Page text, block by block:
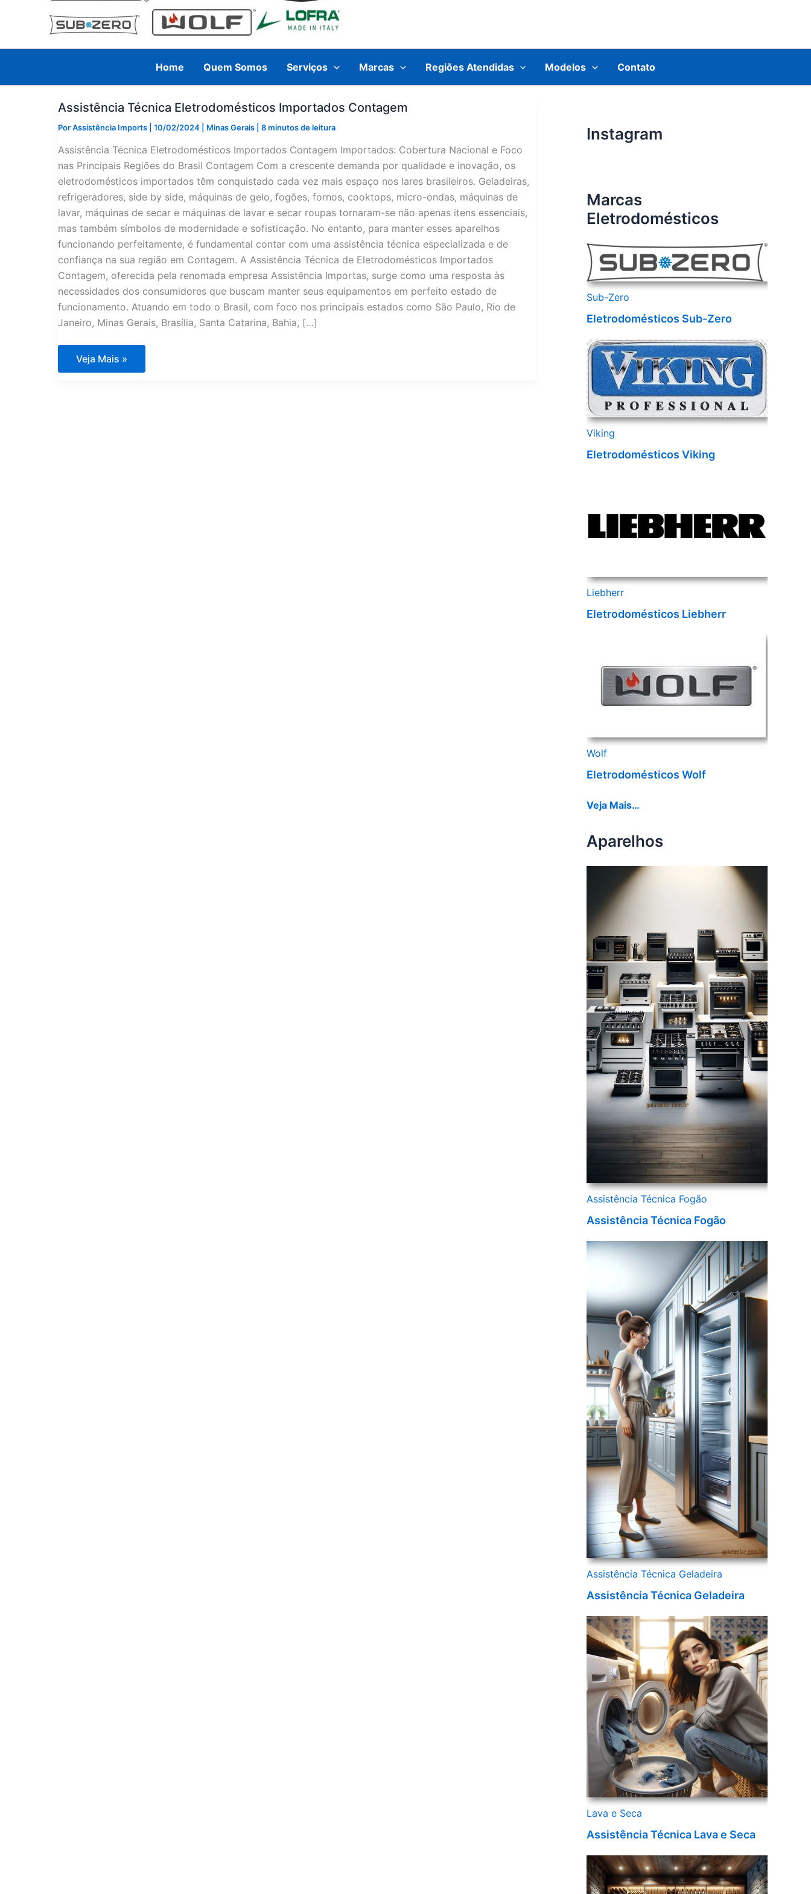
Home Quem Somos Serviços Marcas Regiões Atendidas Modelos Contato
Assistência Técnica Eletrodomésticos Importados Contagem
PorAssistência Imports 10/02/2024 Minas Gerais 8 minutos de leitura
Assistência Técnica Eletrodomésticos Importados Contagem Importados: Cobertura Nacional e Foco
nas Principais Regiões do Brasil Contagem Com a crescente demanda por qualidade e inovação, os
eletrodomésticos importados têm conquistado cada vez mais espaço nos lares brasileiros. Geladeiras,
refrigeradores, side by side, máquinas de gelo, fogões, fornos, cooktops, micro-ondas, máquinas de
lavar, máquinas de secar e máquinas de lavar e secar roupas tornaram-se não apenas itens essenciais,
mas também símbolos de modernidade e sofisticação. No entanto, para manter esses aparelhos
funcionando perfeitamente, é fundamental contar com uma assistência técnica especializada e de
confiança na sua região em Contagem. A Assistência Técnica de Eletrodomésticos Importados
Contagem, oferecida pela renomada empresa Assistência Importas, surge como uma resposta às
necessidades dos consumidores que buscam manter seus equipamentos em perfeito estado de
funcionamento. Atuando em todo o Brasil, com foco nos principais estados como São Paulo, Rio de
Janeiro, Minas Gerais, Brasília, Santa Catarina, Bahia, […]
Assistência
Técnica
Veja Mais »
Instagram
Marcas
Eletrodomésticos
Sub-Zero
Eletrodomésticos Sub-Zero
Viking
Eletrodomésticos Viking
Liebherr
Eletrodomésticos Liebherr
Wolf
Eletrodomésticos Wolf
Veja Mais…
Aparelhos
Assistência Técnica Fogão
Assistência Técnica Fogão
Assistência Técnica Geladeira
Assistência Técnica Geladeira
Lava e Seca
Assistência Técnica Lava e Seca